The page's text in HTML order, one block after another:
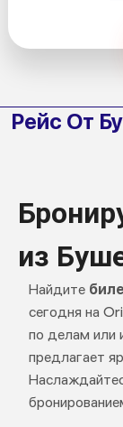
Рейс От
из
Найдите
сегодня на
по делам или
предлагает